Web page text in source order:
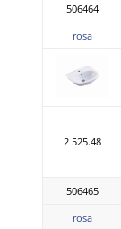
506464
rosa
2 525.48
506465
rosa